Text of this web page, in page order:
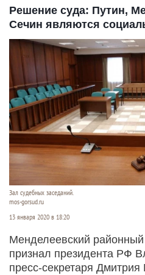
Решение суда: Путин,
Сечин являются
Зал судебных заседаний.
mos-gorsud.ru
13 января 2020 в 18:20
Менделеевский районный
признал президента РФ
пресс-секретаря